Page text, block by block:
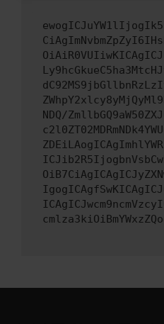
NDQ/